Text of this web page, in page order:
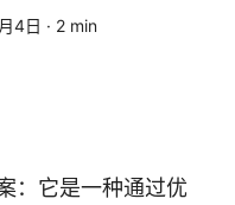
4日 · 2 min
：它是一种通过优